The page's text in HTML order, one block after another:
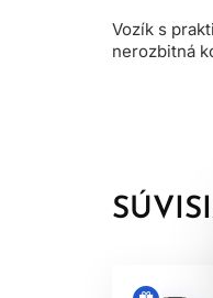
Vozík s
nerozbitná